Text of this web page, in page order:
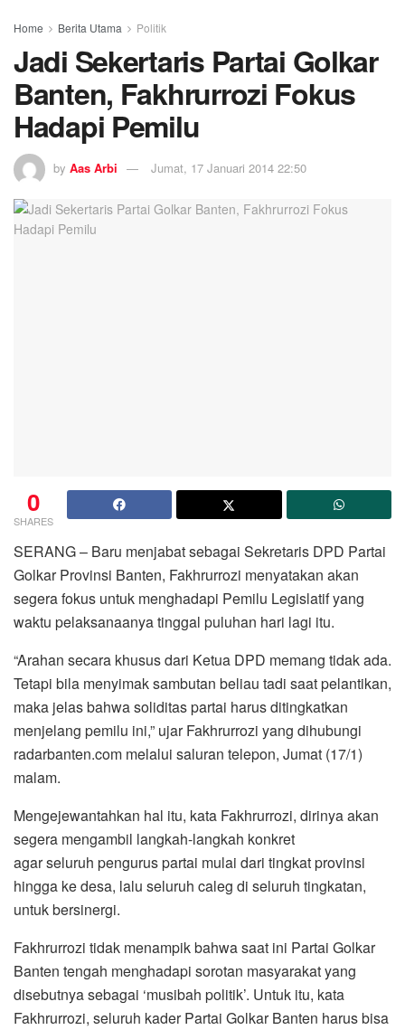
Home Berita Utama Politik
Jadi Sekertaris Partai Golkar
Banten, Fakhrurrozi Fokus
Hadapi Pemilu
by Aas Arbi Jumat, 17 Januari 2014 22:50
0
SHARES
SERANG – Baru menjabat sebagai Sekretaris DPD Partai
Golkar Provinsi Banten, Fakhrurrozi menyatakan akan
segera fokus untuk menghadapi Pemilu Legislatif yang
waktu pelaksanaanya tinggal puluhan hari lagi itu.
“Arahan secara khusus dari Ketua DPD memang tidak ada.
Tetapi bila menyimak sambutan beliau tadi saat pelantikan,
maka jelas bahwa soliditas partai harus ditingkatkan
menjelang pemilu ini,” ujar Fakhrurrozi yang dihubungi
radarbanten.com melalui saluran telepon, Jumat (17/1)
malam.
Mengejewantahkan hal itu, kata Fakhrurrozi, dirinya akan
segera mengambil langkah-langkah konkret
agar seluruh pengurus partai mulai dari tingkat provinsi
hingga ke desa, lalu seluruh caleg di seluruh tingkatan,
untuk bersinergi.
Fakhrurrozi tidak menampik bahwa saat ini Partai Golkar
Banten tengah menghadapi sorotan masyarakat yang
disebutnya sebagai ‘musibah politik’. Untuk itu, kata
Fakhrurrozi, seluruh kader Partai Golkar Banten harus bisa